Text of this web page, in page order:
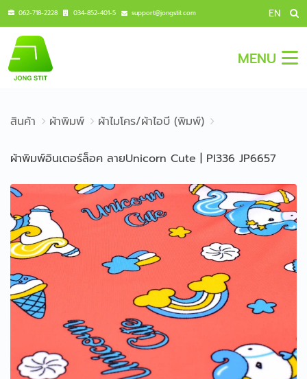
062-718-2228 034-852-401-5 support@jongstit.com EN
MENU
สินค้า ผ้าพิมพ์ ผ้าไมโคร/ผ้าไอบี (พิมพ์)
ผ้าพิมพ์อินเตอร์ล็อค ลายUnicorn Cute | PI336 JP6657